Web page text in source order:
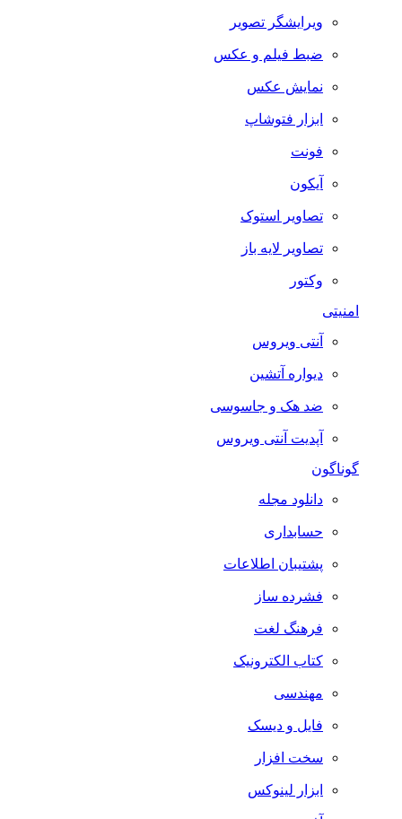
ویرایشگر تصویر
ضبط فيلم و عكس
نمایش عکس
ابزار فتوشاپ
فونت
آیکون
تصاویر استوک
تصاویر لایه باز
وکتور
امنیتی
آنتی ویروس
دیواره آتشین
ضد هک و جاسوسی
آپدیت آنتی ویروس
گوناگون
دانلود مجله
حسابداری
پشتیبان اطلاعات
فشرده ساز
فرهنگ لغت
کتاب الکترونیک
مهندسی
فایل و دیسک
سخت افزار
ابزار لینوکس